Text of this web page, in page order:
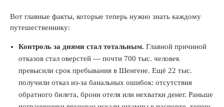
Вот главные факты, которые теперь нужно знать каждому
путешественнику:
Контроль за днями стал тотальным. Главной причиной
отказов стал оверстей — почти 700 тыс. человек
превысили срок пребывания в Шенгене. Ещё 22 тыс.
получили отказ из-за банальных ошибок: отсутствия
обратного билета, брони отеля или нехватки денег. Раньше